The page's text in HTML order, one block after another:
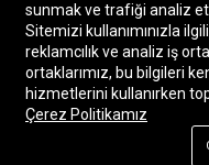
©2026 Bilgin Güvenlik
Bilişim34®|
sunmak ve trafiği analiz
Sitemizi kullanımınızla
reklamcılık ve analiz iş
ortaklarımız, bu bilgileri
hizmetlerini kullanırken
Çerez Politikamız